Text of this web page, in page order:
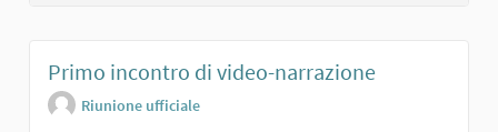
Primo incontro di video-narrazione
Riunione ufficiale